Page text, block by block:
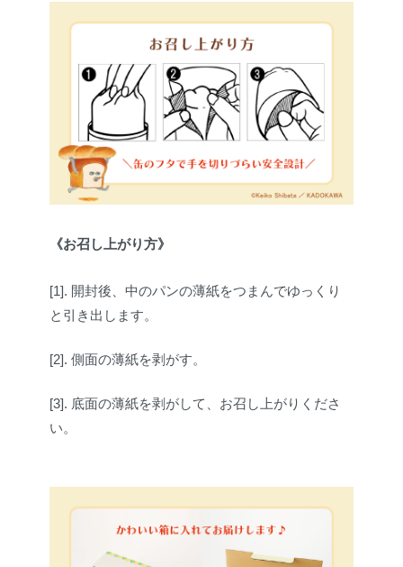
《お召し上がり方》
[1]. 開封後、中のパンの薄紙をつまんでゆっくり
と引き出します。
[2]. 側面の薄紙を剥がす。
[3]. 底面の薄紙を剥がして、お召し上がりくださ
い。